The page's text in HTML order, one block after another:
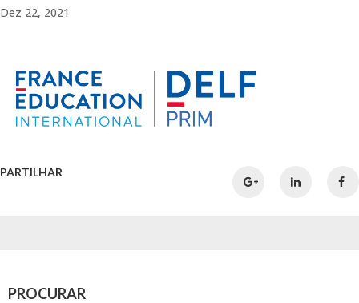
Dez 22, 2021
PARTILHAR
PROCURAR